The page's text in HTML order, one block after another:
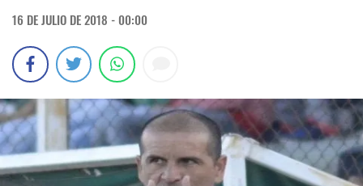
16 DE JULIO DE 2018 - 00:00